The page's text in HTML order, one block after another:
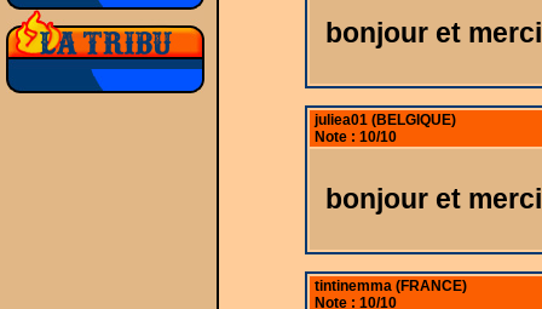
bonjour et
juliea01 (BELGIQUE)
Note : 10/10
bonjour et
tintinemma (FRANCE)
Note : 10/10